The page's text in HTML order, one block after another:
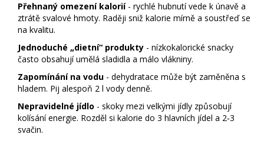
Přehnaný omezení kalorií- rychlé hubnutí vede k únavě a
ztrátě svalové hmoty. Raději sniž kalorie mírně a soustřeď se
na kvalitu.
Jednoduché „dietní“ produkty - nízkokalorické snacky
často obsahují umělá sladidla a málo vlákniny.
Zapomínání na vodu - dehydratace může být zaměněna s
hladem. Pij alespoň 2 l vody denně.
Nepravidelné jídlo - skoky mezi velkými jídly způsobují
kolísání energie. Rozděl si kalorie do 3 hlavních jídel a 2‑3
svačin.